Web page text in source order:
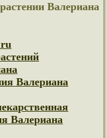
Валериана
Валериана
Валериана